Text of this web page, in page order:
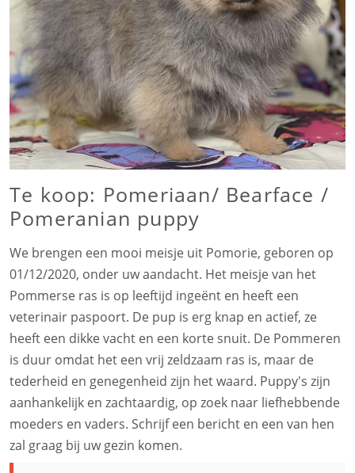
Te koop: Pomeriaan/ Bearface /
Pomeranian puppy
We brengen een mooi meisje uit Pomorie, geboren op
01/12/2020, onder uw aandacht. Het meisje van het
Pommerse ras is op leeftijd ingeënt en heeft een
veterinair paspoort. De pup is erg knap en actief, ze
heeft een dikke vacht en een korte snuit. De Pommeren
is duur omdat het een vrij zeldzaam ras is, maar de
tederheid en genegenheid zijn het waard. Puppy's zijn
aanhankelijk en zachtaardig, op zoek naar liefhebbende
moeders en vaders. Schrijf een bericht en een van hen
zal graag bij uw gezin komen.